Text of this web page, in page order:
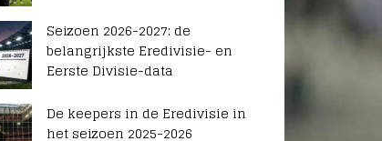
Seizoen 2026-2027: de
belangrijkste Eredivisie- en
Eerste Divisie-data
De keepers in de Eredivisie in
het seizoen 2025-2026